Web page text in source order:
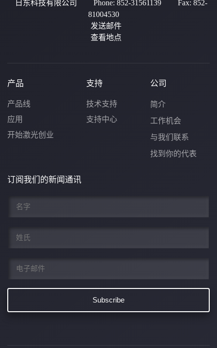
日东科技有限公司 Phone: 852-31561139 Fax: 852-
81004530
发送邮件
查看地点
产品
产品线
应用
开始激光创业
支持
技术支持
支持中心
公司
简介
工作机会
与我们联系
找到你的代表
订阅我们的新闻通讯
件